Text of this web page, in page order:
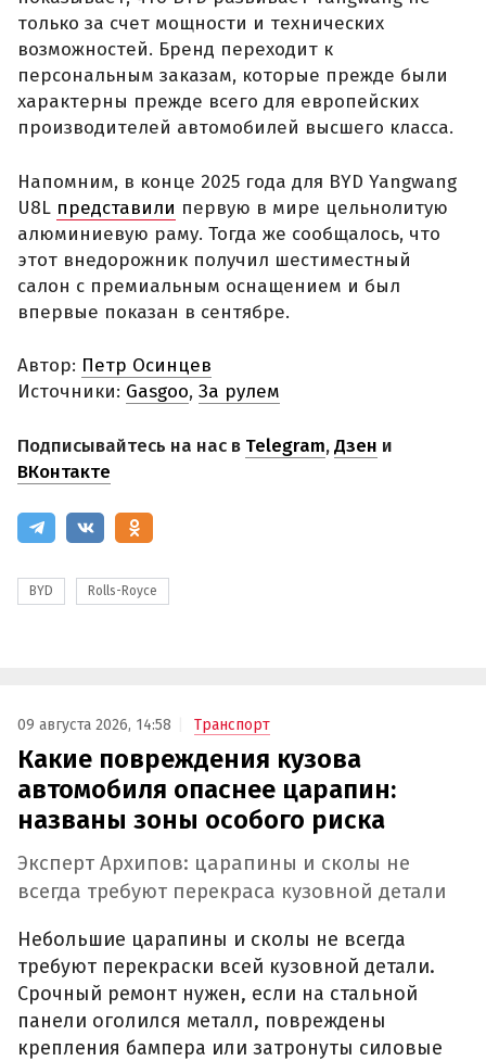
только за счет мощности и технических
возможностей. Бренд переходит к
персональным заказам, которые прежде были
характерны прежде всего для европейских
производителей автомобилей высшего класса.
Напомним, в конце 2025 года для BYD Yangwang
U8L представили первую в мире цельнолитую
алюминиевую раму. Тогда же сообщалось, что
этот внедорожник получил шестиместный
салон с премиальным оснащением и был
впервые показан в сентябре.
Автор: Петр Осинцев
Источники: Gasgoo, За рулем
Подписывайтесь на нас в Telegram,Дзен и
ВКонтакте
BYD Rolls-Royce
09 августа 2026, 14:58 Транспорт
Какие повреждения кузова
автомобиля опаснее царапин:
названы зоны особого риска
Эксперт Архипов: царапины и сколы не
всегда требуют перекраса кузовной детали
Небольшие царапины и сколы не всегда
требуют перекраски всей кузовной детали.
Срочный ремонт нужен, если на стальной
панели оголился металл, повреждены
крепления бампера или затронуты силовые